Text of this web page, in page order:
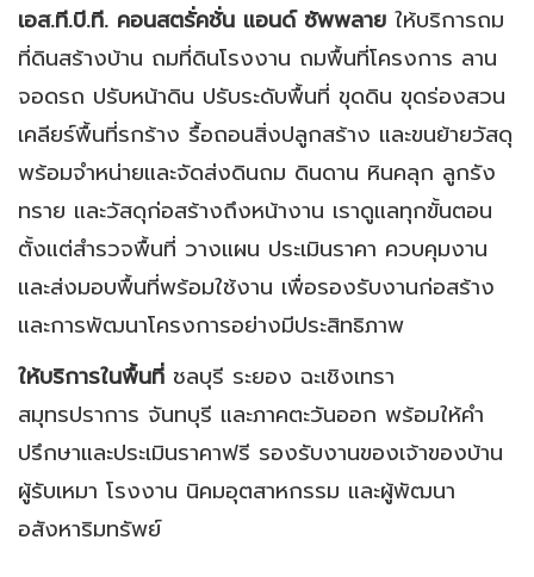
เอส.ที.บี.ที. คอนสตรั่คชั่น แอนด์ ซัพพลาย ให้บริการถม
ที่ดินสร้างบ้าน ถมที่ดินโรงงาน ถมพื้นที่โครงการ ลาน
จอดรถ ปรับหน้าดิน ปรับระดับพื้นที่ ขุดดิน ขุดร่องสวน
เคลียร์พื้นที่รกร้าง รื้อถอนสิ่งปลูกสร้าง และขนย้ายวัสดุ
พร้อมจำหน่ายและจัดส่งดินถม ดินดาน หินคลุก ลูกรัง
ทราย และวัสดุก่อสร้างถึงหน้างาน เราดูแลทุกขั้นตอน
ตั้งแต่สำรวจพื้นที่ วางแผน ประเมินราคา ควบคุมงาน
และส่งมอบพื้นที่พร้อมใช้งาน เพื่อรองรับงานก่อสร้าง
และการพัฒนาโครงการอย่างมีประสิทธิภาพ
ให้บริการในพื้นที่ ชลบุรี ระยอง ฉะเชิงเทรา
สมุทรปราการ จันทบุรี และภาคตะวันออก พร้อมให้คำ
ปรึกษาและประเมินราคาฟรี รองรับงานของเจ้าของบ้าน
ผู้รับเหมา โรงงาน นิคมอุตสาหกรรม และผู้พัฒนา
อสังหาริมทรัพย์